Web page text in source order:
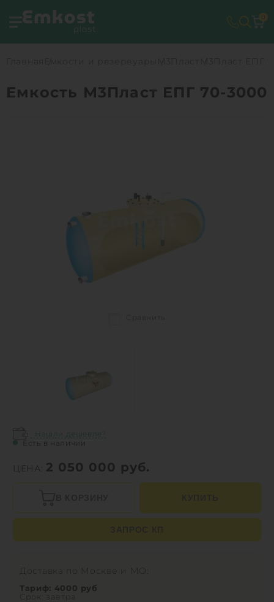
Емкость М3Пласт ЕПГ 70-3000
Нашли дешевле?
Есть в наличии
ЦЕНА: 2 050 000 руб.
Доставка по Москве и МО:
Тариф: 4000 руб
Срок: завтра